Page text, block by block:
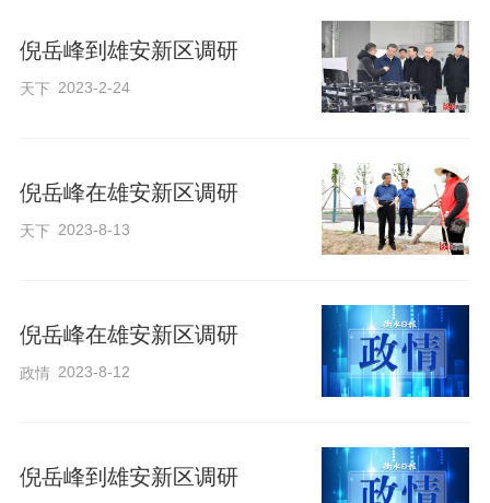
城市功能。要坚持党建引领新区治理，完
善网格化管理、精细化服务、信息化支撑
的基层治理平台，推进城市治理现代化。
10日，第三届雄安未来之城场景汇系列大
赛决赛开赛。倪岳峰到现场观看展示，与
创新团队深入交流。他强调，要精心办好
聚创新要素资源，推动更多科技成果转化
落地。全省各地要用好场景汇平台，紧密
结合主导产业和县域特色产业发展，大力
宜发展新质生产力。
倪岳峰到雄安新区调研
天下 2023-2-24
倪岳峰在雄安新区调研
天下 2023-8-13
倪岳峰在雄安新区调研
政情 2023-8-12
倪岳峰到雄安新区调研